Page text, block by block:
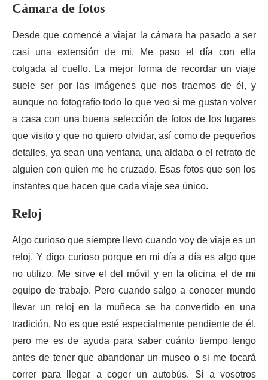
Cámara de fotos
Desde que comencé a viajar la cámara ha pasado a ser
casi una extensión de mi. Me paso el día con ella
colgada al cuello. La mejor forma de recordar un viaje
suele ser por las imágenes que nos traemos de él, y
aunque no fotografío todo lo que veo si me gustan volver
a casa con una buena selección de fotos de los lugares
que visito y que no quiero olvidar, así como de pequeños
detalles, ya sean una ventana, una aldaba o el retrato de
alguien con quien me he cruzado. Esas fotos que son los
instantes que hacen que cada viaje sea único.
Reloj
Algo curioso que siempre llevo cuando voy de viaje es un
reloj. Y digo curioso porque en mi día a día es algo que
no utilizo. Me sirve el del móvil y en la oficina el de mi
equipo de trabajo. Pero cuando salgo a conocer mundo
llevar un reloj en la muñeca se ha convertido en una
tradición. No es que esté especialmente pendiente de él,
pero me es de ayuda para saber cuánto tiempo tengo
antes de tener que abandonar un museo o si me tocará
correr para llegar a coger un autobús. Si a vosotros